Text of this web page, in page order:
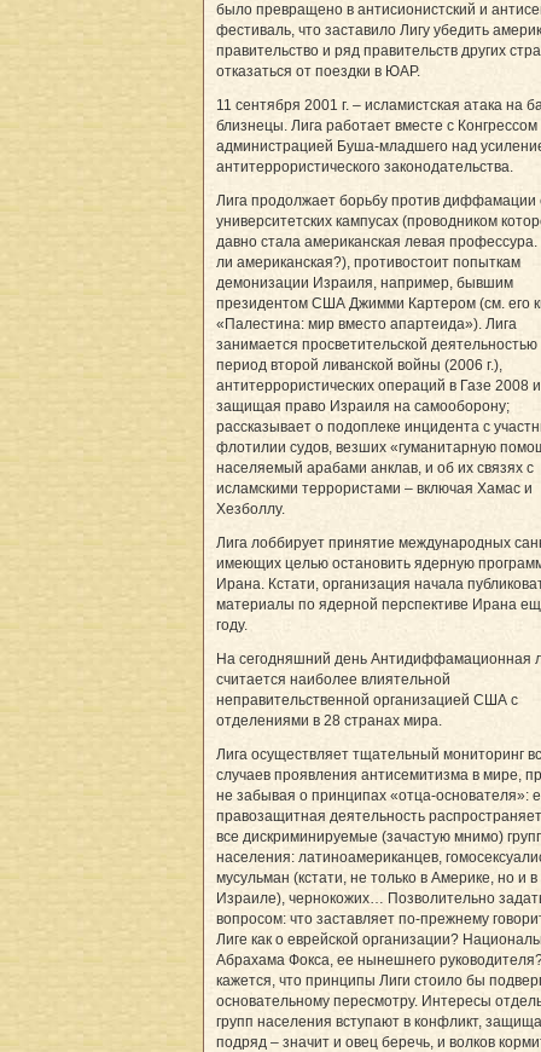
было превращено в антисионистский и
фестиваль, что заставило Лигу убедить
правительство и ряд правительств других
отказаться от поездки в ЮАР.
11 сентября 2001 г. – исламистская атака на
близнецы. Лига работает вместе с Конгрессом
администрацией Буша-младшего над
антитеррористического законодательства.
Лига продолжает борьбу против диффамации
университетских кампусах (проводником
давно стала американская левая профессура.
ли американская?), противостоит попыткам
демонизации Израиля, например, бывшим
президентом США Джимми Картером (см. его
«Палестина: мир вместо апартеида»). Лига
занимается просветительской деятельностью
период второй ливанской войны (2006 г.),
антитеррористических операций в Газе 2008 и
защищая право Израиля на самооборону;
рассказывает о подоплеке инцидента с
флотилии судов, везших «гуманитарную
населяемый арабами анклав, и об их связях с
исламскими террористами – включая Хамас и
Хезболлу.
Лига лоббирует принятие международных
имеющих целью остановить ядерную
Ирана. Кстати, организация начала
материалы по ядерной перспективе Ирана
году.
На сегодняшний день Антидиффамационная
считается наиболее влиятельной
неправительственной организацией США с
отделениями в 28 странах мира.
Лига осуществляет тщательный мониторинг
случаев проявления антисемитизма в мире,
не забывая о принципах «отца-основателя»:
правозащитная деятельность
все дискриминируемые (зачастую мнимо)
населения: латиноамериканцев,
мусульман (кстати, не только в Америке, но и в
Израиле), чернокожих… Позволительно
вопросом: что заставляет по-прежнему
Лиге как о еврейской организации?
Абрахама Фокса, ее нынешнего
кажется, что принципы Лиги стоило бы
основательному пересмотру. Интересы
групп населения вступают в конфликт,
подряд – значит и овец беречь, и волков